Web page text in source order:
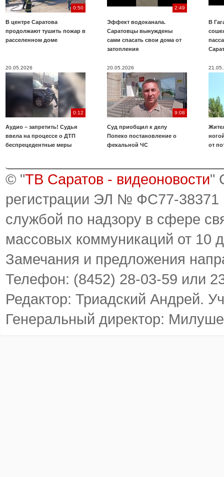
0:50
В центре Саратова
продолжают тушить пожар в
расселенном доме
2:49
Эффект водоканала.
Саратовцы вынуждены
сами спасать свои дома от
затопления
В
20.05.2026
0:12
Аудио – запретить! Судья
ввела на процессе о ДТП
беспрецедентные меры
20.05.2026
9:08
Суд приобщил к делу
Попеко постановление о
фекальной ЧС
от
© "ТВ Саратов - видеоновости"
регистрации ЭЛ № ФС77-38371
службой по надзору в сфере
массовых коммуникаций от 10
Замечания и предложения
Телефон: (8452) 28-03-59 или
Редактор: Триадский Андрей.
Генеральный директор: